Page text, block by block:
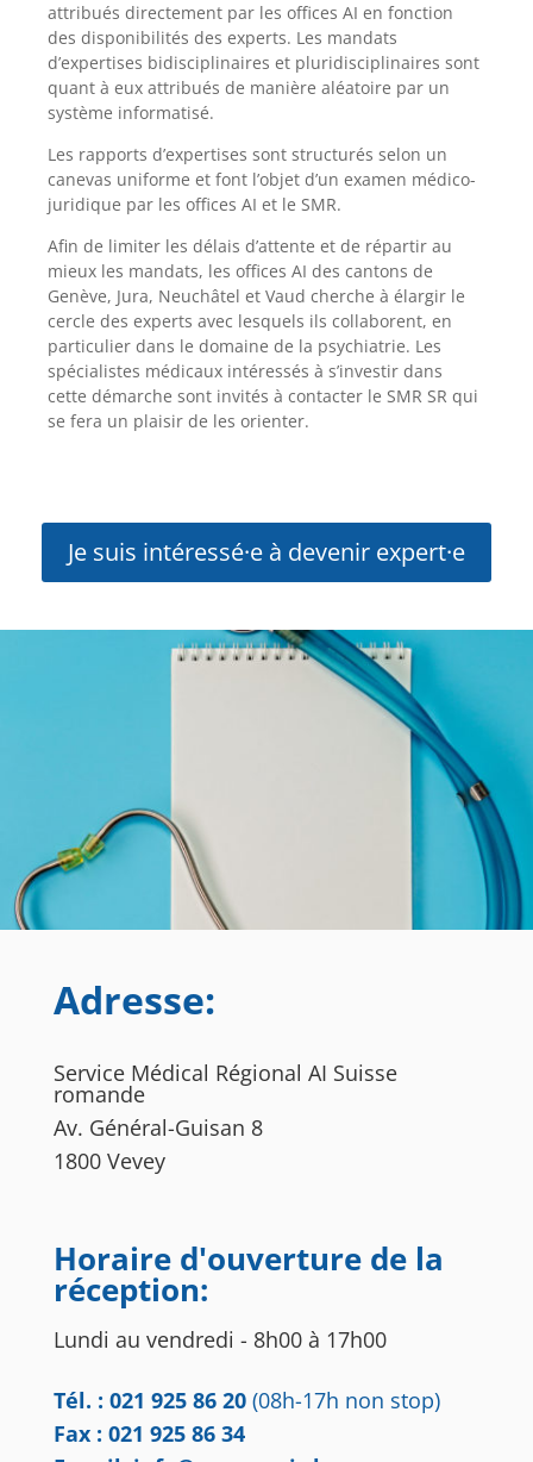
attribués directement par les offices AI en fonction
des disponibilités des experts. Les mandats
d’expertises bidisciplinaires et pluridisciplinaires sont
quant à eux attribués de manière aléatoire par un
système informatisé.
Les rapports d’expertises sont structurés selon un
canevas uniforme et font l’objet d’un examen médico-
juridique par les offices AI et le SMR.
Afin de limiter les délais d’attente et de répartir au
mieux les mandats, les offices AI des cantons de
Genève, Jura, Neuchâtel et Vaud cherche à élargir le
cercle des experts avec lesquels ils collaborent, en
particulier dans le domaine de la psychiatrie. Les
spécialistes médicaux intéressés à s’investir dans
cette démarche sont invités à contacter le SMR SR qui
se fera un plaisir de les orienter.
Je suis intéressé·e à devenir expert·e
Adresse:
Service Médical Régional AI Suisse
romande
Av. Général-Guisan 8
1800 Vevey
Horaire d'ouverture de la
réception:
Lundi au vendredi - 8h00 à 17h00
Tél. : 021 925 86 20(08h-17h non stop)
Fax : 021 925 86 34